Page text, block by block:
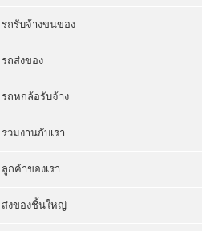
รถรับจ้างขนของ
รถส่งของ
รถหกล้อรับจ้าง
ร่วมงานกับเรา
ลูกค้าของเรา
ส่งของชิ้นใหญ่